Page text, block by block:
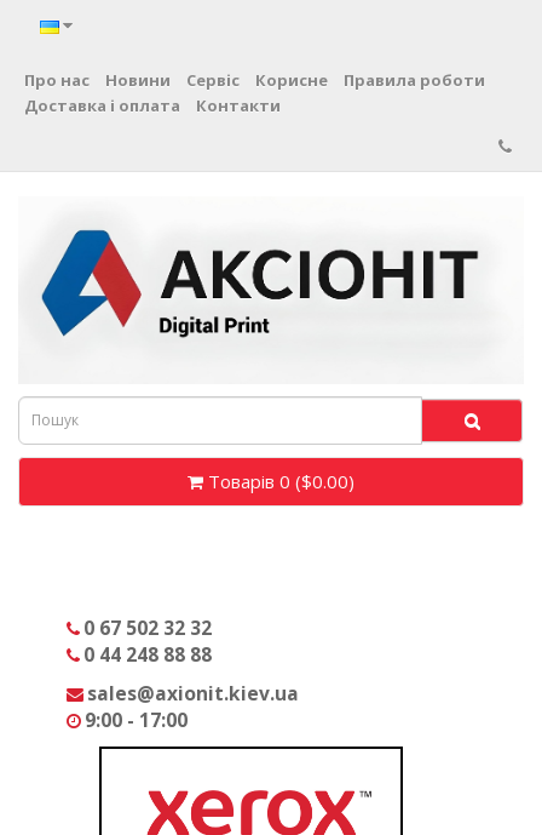
Про нас Новини Сервіс Корисне
Правила роботи
Доставка і оплата
Контакти
Товарів 0 ($0.00)
0 67 502 32 32
0 44 248 88 88
sales@axionit.kiev.ua
9:00 - 17:00